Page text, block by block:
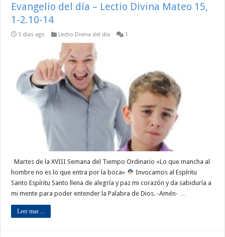
Evangelio del día – Lectio Divina Mateo 15,
1-2.10-14
5 días ago Lectio Divina del día 1
Martes de la XVIII Semana del Tiempo Ordinario «Lo que mancha al
hombre no es lo que entra por la boca»
Invocamos al Espíritu
Santo Espíritu Santo llena de alegría y paz mi corazón y da sabiduría a
mi mente para poder entender la Palabra de Dios. -Amén- …
Leer mas ...